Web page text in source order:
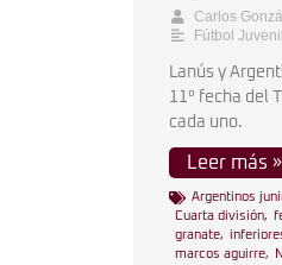
Carlos
Fútbol Juvenil
Lanús y
11° fecha del
cada uno.
Leer más »
Argentinos
Cuarta división,
granate,
marcos aguirre,